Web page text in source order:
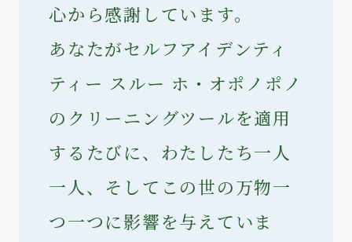
心から感謝しています。
あなたがセルフアイデンティ
ティー スルー ホ・オポノポノ
のクリーニングツールを適用
するたびに、わたしたち一人
一人、そしてこの世の万物一
つ一つに影響を与えていま